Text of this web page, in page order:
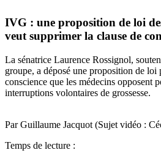
IVG : une proposition de loi
veut supprimer la clause de
La sénatrice Laurence Rossignol,
groupe, a déposé une proposition de loi
conscience que les médecins opposent
interruptions volontaires de grossesse.
Par Guillaume Jacquot (Sujet vidéo :
Temps de lecture :